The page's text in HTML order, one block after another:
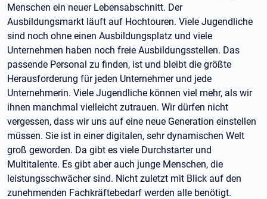
Menschen ein neuer Lebensabschnitt. Der
Ausbildungsmarkt läuft auf Hochtouren. Viele Jugendliche
sind noch ohne einen Ausbildungsplatz und viele
Unternehmen haben noch freie Ausbildungsstellen. Das
passende Personal zu finden, ist und bleibt die größte
Herausforderung für jeden Unternehmer und jede
Unternehmerin. Viele Jugendliche können viel mehr, als wir
ihnen manchmal vielleicht zutrauen. Wir dürfen nicht
vergessen, dass wir uns auf eine neue Generation einstellen
müssen. Sie ist in einer digitalen, sehr dynamischen Welt
groß geworden. Da gibt es viele Durchstarter und
Multitalente. Es gibt aber auch junge Menschen, die
leistungsschwächer sind. Nicht zuletzt mit Blick auf den
zunehmenden Fachkräftebedarf werden alle benötigt.